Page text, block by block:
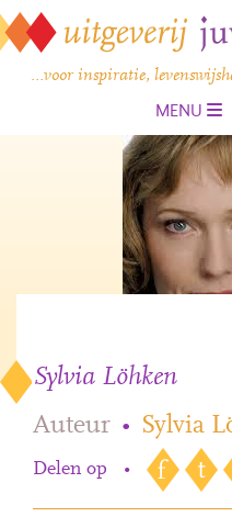
…voor inspiratie,
MENU
Sylvia Löhken
Auteur • Sylvia
Delen op •